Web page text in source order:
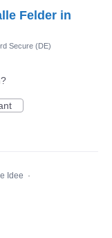
Felder in
Secure (DE)
Idee ·